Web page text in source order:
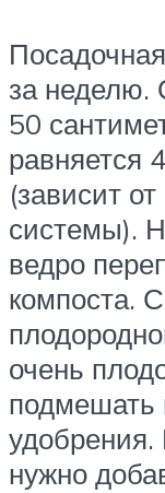
за неделю.
50
равняется
(зависит
системы).
ведро
компоста.
очень
удобрения.
нужно